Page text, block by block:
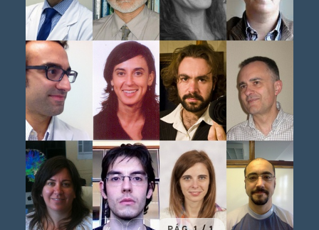
20 DE MAYO DE 2020 LEER MÁS